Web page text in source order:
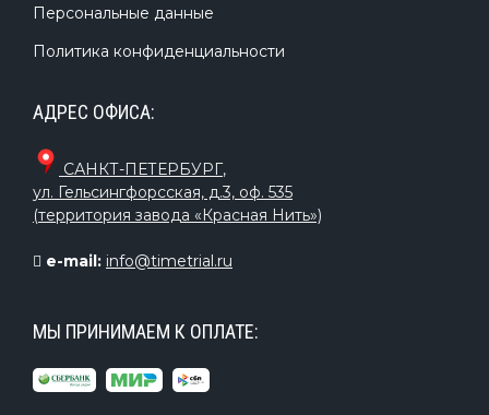
Персональные данные
Политика конфиденциальности
АДРЕС ОФИСА:
САНКТ-ПЕТЕРБУРГ,
ул. Гельсингфорсская, д.3, оф. 535
(территория завода «Красная Нить»)
e-mail: info@timetrial.ru
МЫ ПРИНИМАЕМ К ОПЛАТЕ: